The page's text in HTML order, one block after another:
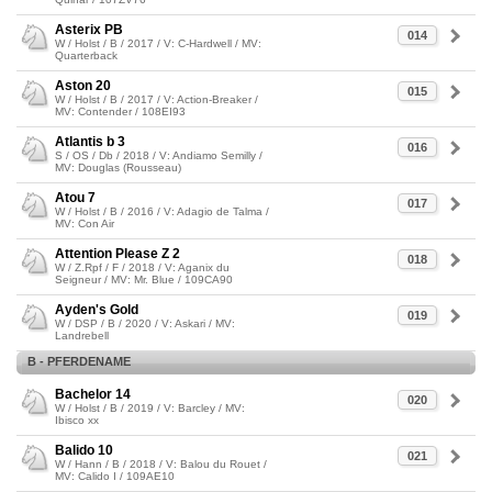
014
Asterix PB
W / Holst / B / 2017 / V: C-Hardwell / MV:
Quarterback
015
Aston 20
W / Holst / B / 2017 / V: Action-Breaker /
MV: Contender / 108EI93
016
Atlantis b 3
S / OS / Db / 2018 / V: Andiamo Semilly /
MV: Douglas (Rousseau)
017
Atou 7
W / Holst / B / 2016 / V: Adagio de Talma /
MV: Con Air
018
Attention Please Z 2
W / Z.Rpf / F / 2018 / V: Aganix du
Seigneur / MV: Mr. Blue / 109CA90
019
Ayden's Gold
W / DSP / B / 2020 / V: Askari / MV:
Landrebell
B - PFERDENAME
020
Bachelor 14
W / Holst / B / 2019 / V: Barcley / MV:
Ibisco xx
021
Balido 10
W / Hann / B / 2018 / V: Balou du Rouet /
MV: Calido I / 109AE10